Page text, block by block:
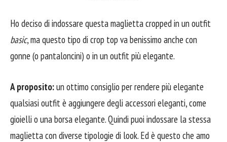
Ho deciso di indossare questa maglietta cropped in un outfit
basic, ma questo tipo di crop top va benissimo anche con
gonne (o pantaloncini) o in un outfit più elegante.
A proposito:un ottimo consiglio per rendere più elegante
qualsiasi outfit è aggiungere degli accessori eleganti, come
gioielli o una borsa elegante. Quindi puoi indossare la stessa
maglietta con diverse tipologie di look. Ed è questo che amo